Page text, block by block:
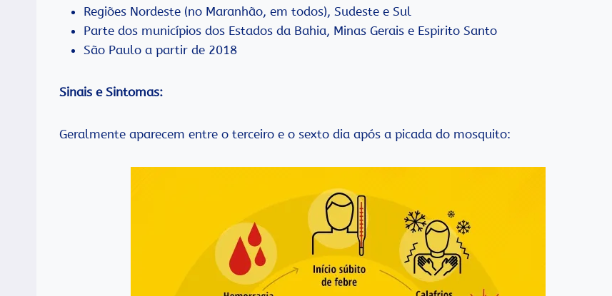
Regiões Nordeste (no Maranhão, em todos), Sudeste e Sul
Parte dos municípios dos Estados da Bahia, Minas Gerais e Espirito Santo
São Paulo a partir de 2018
Sinais e Sintomas:
Geralmente aparecem entre o terceiro e o sexto dia após a picada do mosquito: